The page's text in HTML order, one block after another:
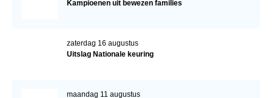
Kampioenen uit bewezen families
zaterdag 16 augustus
Uitslag Nationale keuring
maandag 11 augustus